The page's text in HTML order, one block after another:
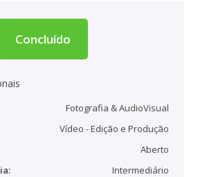
Concluído
Fotografia & AudioVisual
Vídeo - Edição e Produção
Aberto
Intermediário